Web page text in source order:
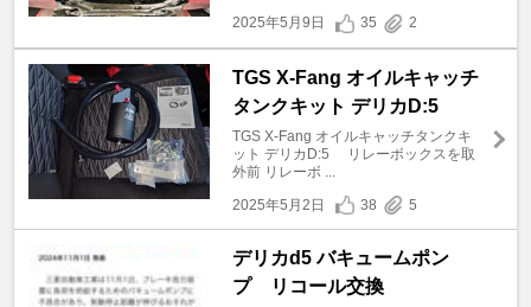
2025年5月9日
35 2
TGS X-Fang オイルキャッチ
タンクキット デリカD:5
TGS X-Fang オイルキャッチタンクキ
ット デリカD:5 リレーボックスを取
外前 リレーボ ...
2025年5月2日
38 5
デリカd5 バキュームポン
プ リコール交換